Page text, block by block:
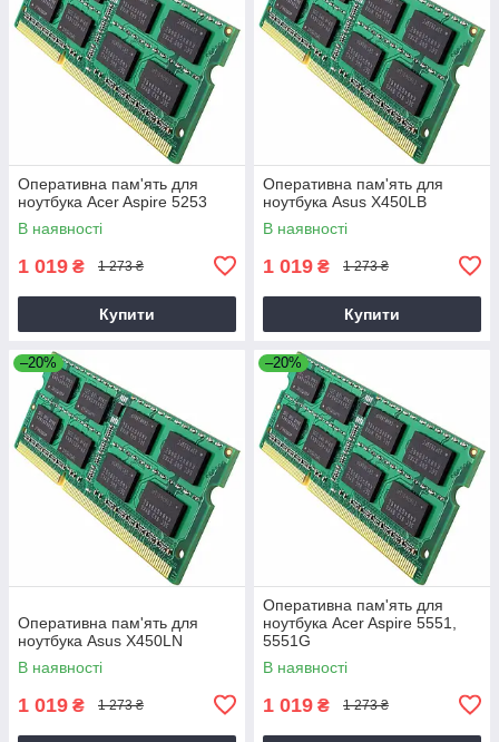
Оперативна пам'ять для
ноутбука Acer Aspire 5253
В наявності
1 019 ₴ 1 273 ₴
Купити
Оперативна пам'ять для
ноутбука Asus X450LB
В наявності
1 019 ₴ 1 273 ₴
Купити
–20%
Оперативна пам'ять для
ноутбука Asus X450LN
В наявності
1 019 ₴ 1 273 ₴
–20%
Оперативна пам'ять для
ноутбука Acer Aspire 5551,
5551G
В наявності
1 019 ₴ 1 273 ₴